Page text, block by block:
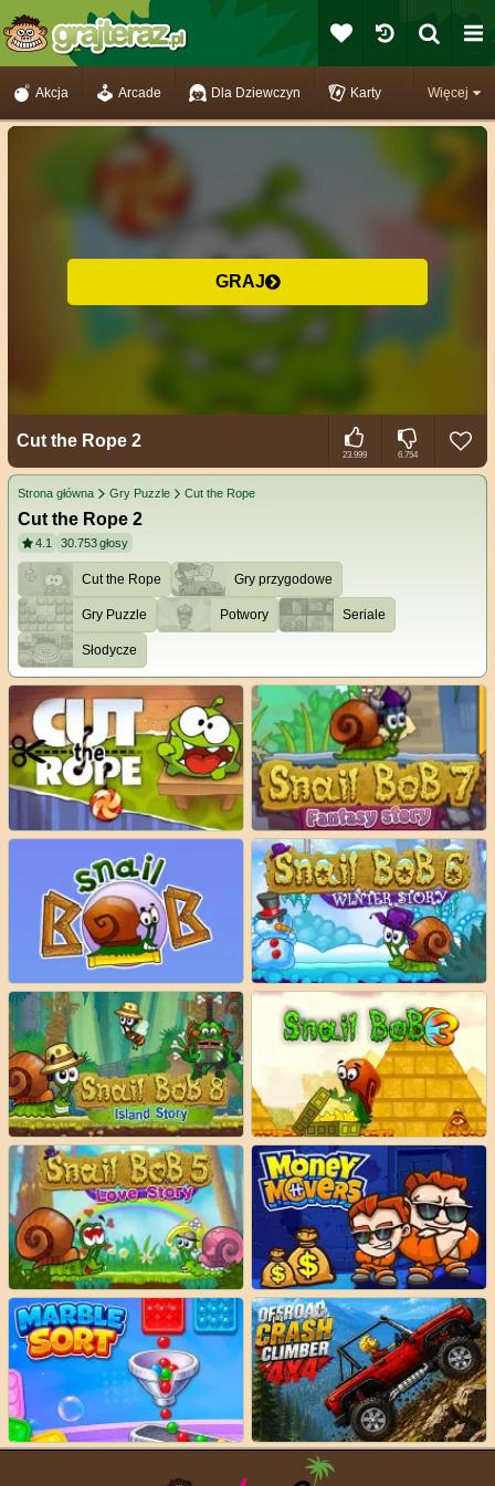
Więcej
Akcja Arcade Dla Dziewczyn Karty
GRAJ
Cut the Rope 2
23.999 6.754
Strona główna Gry Puzzle Cut the Rope
Cut the Rope 2
4.1 30.753głosy
Cut the Rope Gry przygodowe
Gry Puzzle Potwory Seriale
Słodycze